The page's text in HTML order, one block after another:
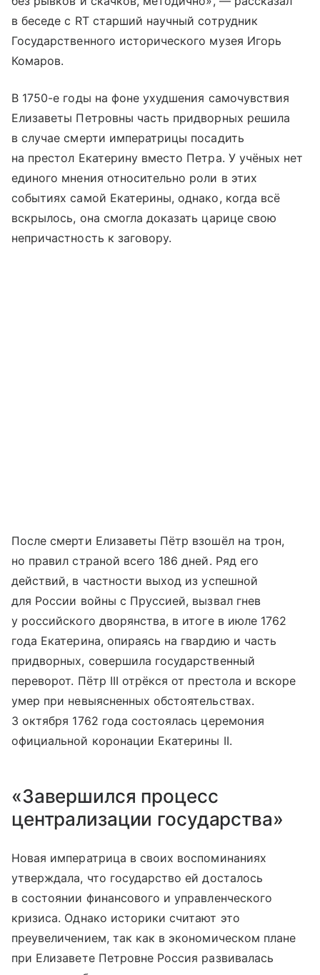
в беседе с RT старший научный сотрудник
Государственного исторического музея Игорь
Комаров.
В 1750-е годы на фоне ухудшения самочувствия
Елизаветы Петровны часть придворных решила
в случае смерти императрицы посадить
на престол Екатерину вместо Петра. У учёных нет
единого мнения относительно роли в этих
событиях самой Екатерины, однако, когда всё
вскрылось, она смогла доказать царице свою
непричастность к заговору.
После смерти Елизаветы Пётр взошёл на трон,
но правил страной всего 186 дней. Ряд его
действий, в частности выход из успешной
для России войны с Пруссией, вызвал гнев
у российского дворянства, в итоге в июле 1762
года Екатерина, опираясь на гвардию и часть
придворных, совершила государственный
переворот. Пётр III отрёкся от престола и вскоре
умер при невыясненных обстоятельствах.
3 октября 1762 года состоялась церемония
официальной коронации Екатерины II.
«Завершился процесс
централизации государства»
Новая императрица в своих воспоминаниях
утверждала, что государство ей досталось
в состоянии финансового и управленческого
кризиса. Однако историки считают это
преувеличением, так как в экономическом плане
при Елизавете Петровне Россия развивалась